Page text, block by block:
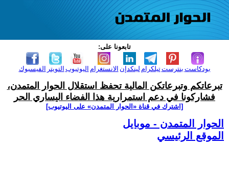
تابعونا على:
الفيسبوك التويتر اليوتيوب الانستغرام لينكدإن تيلكرامبنترست بودكاست
تبرعاتكم وتبرعاتكن المالية تحفظ استقلال الحوار المتمدن،
فشاركونا في دعم استمرارية هذا الفضاء اليساري الحر
[اشترك في قناة ‫«الحوار المتمدن» على اليوتيوب]
الحوار المتمدن - موبايل
الموقع الرئيسي